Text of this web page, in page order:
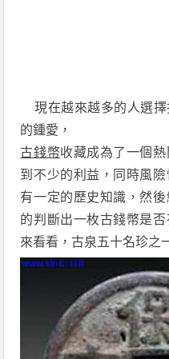
現在越來越多的人選擇
的鍾愛，
古錢幣收藏成為了一個
到不少的利益，同時風
有一定的歷史知識，然
的判斷出一枚古錢幣是
來看看，古泉五十名珍之